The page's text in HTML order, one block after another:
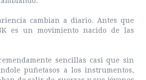
cambian a diario. Antes que
es un movimiento nacido de las
sencillas casi que sin
puñetasos a los instrumentos,